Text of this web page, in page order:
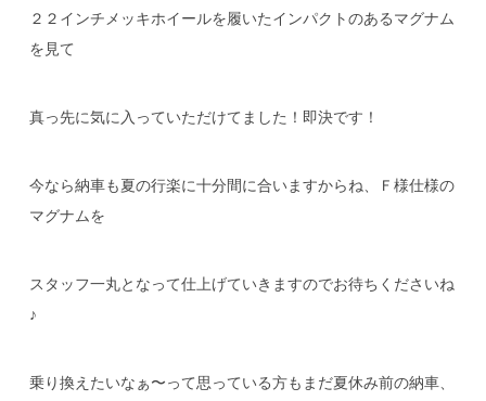
２２インチメッキホイールを履いたインパクトのあるマグナム
を見て
真っ先に気に入っていただけてました！即決です！
今なら納車も夏の行楽に十分間に合いますからね、Ｆ様仕様の
マグナムを
スタッフ一丸となって仕上げていきますのでお待ちくださいね
♪
乗り換えたいなぁ〜って思っている方もまだ夏休み前の納車、